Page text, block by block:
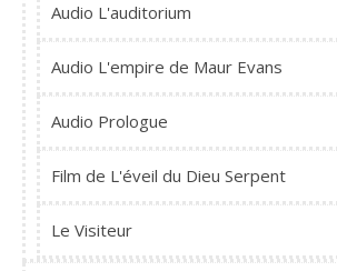
Audio L'auditorium
Audio L'empire de Maur Evans
Audio Prologue
Film de L'éveil du Dieu Serpent
Le Visiteur